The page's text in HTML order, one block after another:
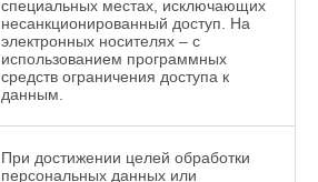
специальных местах, исключающих
несанкционированный доступ. На
электронных носителях – с
использованием программных
средств ограничения доступа к
данным.
При достижении целей обработки
персональных данных или